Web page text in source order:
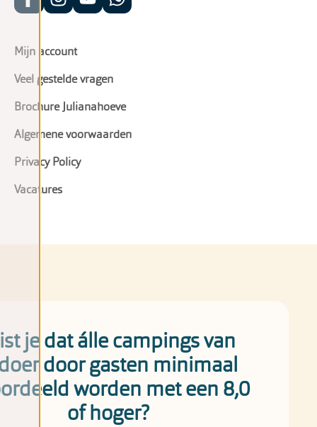
Mijn account
Veel gestelde vragen
Brochure Julianahoeve
Algemene voorwaarden
Privacy Policy
Vacatures
je dat álle campings van
door gasten minimaal
worden met een 8,0
of hoger?